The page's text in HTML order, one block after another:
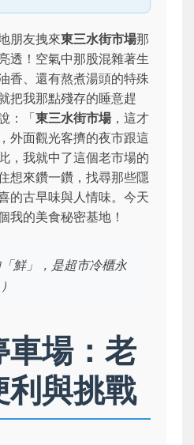
朋友拽來東三水街市場那
透！空氣中那股混雜著生
香、還有熬煮湯頭的特殊
把我那點殘存的睡意趕
：「東三水街市場，這才
外面觀光客擠的夜市跟這
，我就中了這個老市場的
想來鑽一鑽，找尋那些隱
的古早味與人情味。今天
我的美食秘密基地！
「鮮」，是超市冷櫃永
車場：老
利與挑戰